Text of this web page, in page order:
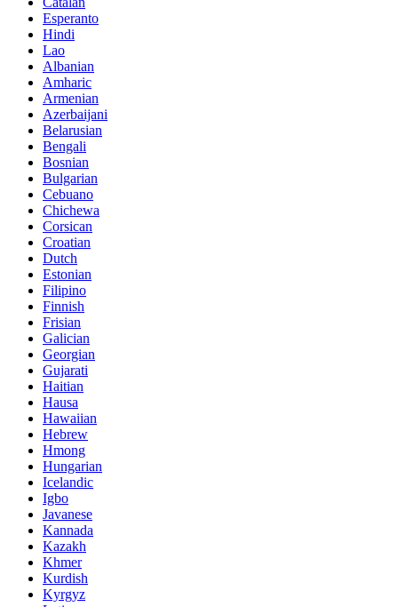
Esperanto
Hindi
Lao
Albanian
Amharic
Armenian
Azerbaijani
Belarusian
Bengali
Bosnian
Bulgarian
Cebuano
Chichewa
Corsican
Croatian
Dutch
Estonian
Filipino
Finnish
Frisian
Galician
Georgian
Gujarati
Haitian
Hausa
Hawaiian
Hebrew
Hmong
Hungarian
Icelandic
Igbo
Javanese
Kannada
Kazakh
Khmer
Kurdish
Kyrgyz